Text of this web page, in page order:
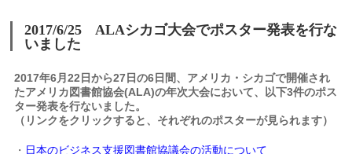
2017/6/25 ALAシカゴ大会でポスター発表を行な
いました
2017年6月22日から27日の6日間、アメリカ・シカゴで開催され
たアメリカ図書館協会(ALA)の年次大会において、以下3件のポス
ター発表を行ないました。
（リンクをクリックすると、それぞれのポスターが見られます）
・ 日本のビジネス支援図書館協議会の活動について